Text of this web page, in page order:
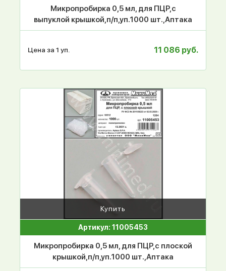
Микропробирка 0,5 мл, для ПЦР,с
выпуклой крышкой,п/п,уп.1000 шт.,Аптака
Цена за 1 уп. 11 086 руб.
Купить
Артикул: 11005453
Микропробирка 0,5 мл, для ПЦР,с плоской
крышкой,п/п,уп.1000 шт.,Аптака